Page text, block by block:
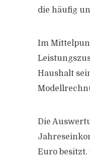
die häufig
Im
Haushalt
Die
Euro